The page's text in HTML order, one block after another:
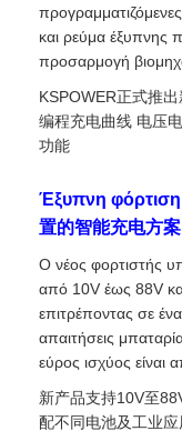
και ρεύμα έξυπνης
προσαρμογή
KSPOWER正式推
编程充电曲线 电压
功能
Έξυπνη φόρτιση
置的智能充电方案
Ο νέος φορτιστής
από 10V έως 88V
επιτρέποντας σε
απαιτήσεις
εύρος ισχύος
新产品支持10V至
配不同电池及工业